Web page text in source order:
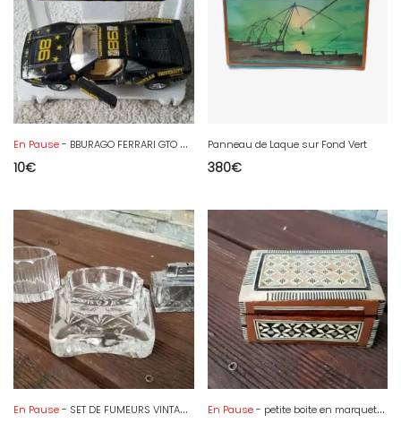
En Pause- BBURAGO FERRARI GTO 86
10€
Panneau de Laque sur Fond Vert
380€
En Pause- SET DE FUMEURS VINTAGE ( ZAPALNICZKA ZESTAW STOŁOWY W KRYSZTALE ) En Pause- petite boite en marqueterie